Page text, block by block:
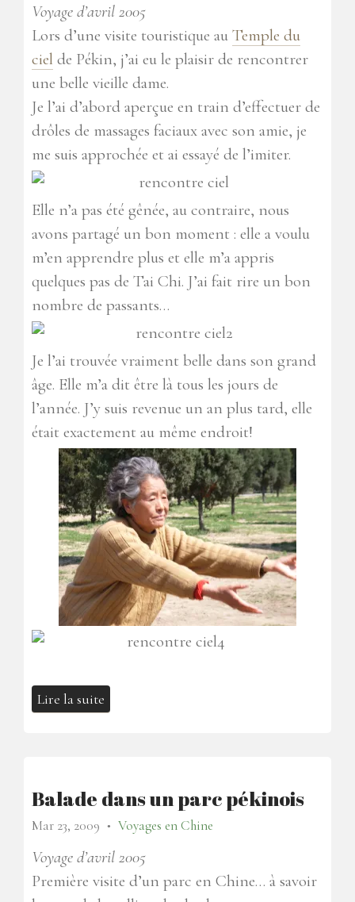
Voyage d’avril 2005
Lors d’une visite touristique au Temple du
ciel de Pékin, j’ai eu le plaisir de rencontrer
une belle vieille dame.
Je l’ai d’abord aperçue en train d’effectuer de
drôles de massages faciaux avec son amie, je
me suis approchée et ai essayé de l’imiter.
Elle n’a pas été gênée, au contraire, nous
avons partagé un bon moment : elle a voulu
m’en apprendre plus et elle m’a appris
quelques pas de Tai Chi. J’ai fait rire un bon
nombre de passants…
Je l’ai trouvée vraiment belle dans son grand
âge. Elle m’a dit être là tous les jours de
l’année. J’y suis revenue un an plus tard, elle
était exactement au même endroit!
Lire la suite
Balade dans un parc pékinois
Mar 23, 2009 ● Voyages en Chine
Voyage d’avril 2005
Première visite d’un parc en Chine… à savoir